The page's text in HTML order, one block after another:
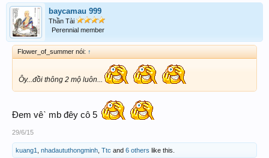
baycamau 999
Thần Tài
Perennial member
Flower_of_summer nói: ↑
Ôy...đồi thông 2 mộ luôn...
Đem vêˋ mb đêy cô 5
29/6/15
kuang1 nhadaututhongminh Ttc and 6 others like this.